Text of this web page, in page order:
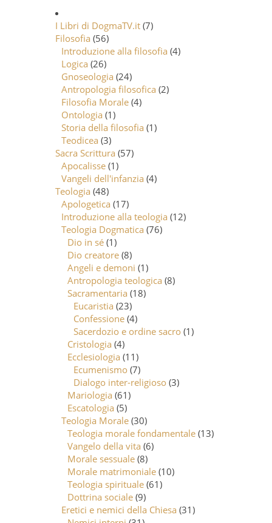
I Libri di DogmaTV.it (7)
Filosofia (56)
Introduzione alla filosofia (4)
Logica (26)
Gnoseologia (24)
Antropologia filosofica (2)
Filosofia Morale (4)
Ontologia (1)
Storia della filosofia (1)
Teodicea (3)
Sacra Scrittura (57)
Apocalisse (1)
Vangeli dell'infanzia (4)
Teologia (48)
Apologetica (17)
Introduzione alla teologia (12)
Teologia Dogmatica (76)
Dio in sé (1)
Dio creatore (8)
Angeli e demoni (1)
Antropologia teologica (8)
Sacramentaria (18)
Eucaristia (23)
Confessione (4)
Sacerdozio e ordine sacro (1)
Cristologia (4)
Ecclesiologia (11)
Ecumenismo (7)
Dialogo inter-religioso (3)
Mariologia (61)
Escatologia (5)
Teologia Morale (30)
Teologia morale fondamentale (13)
Vangelo della vita (6)
Morale sessuale (8)
Morale matrimoniale (10)
Teologia spirituale (61)
Dottrina sociale (9)
Eretici e nemici della Chiesa (31)